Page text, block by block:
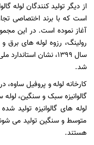
از دیگر تولید کنندگان لوله
آغاز نموده است. در این
رولینگ، رزوه لوله ‌های
سال 1399، نشان
شد.
کارخانه لوله و پروفیل ساوه،
گالوانیزه سبک و سنگین،
لوله ‌های گالوانیزه تولید
هستند.